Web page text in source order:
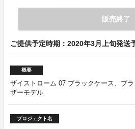
販売終了
ご提供予定時期：2020年3月上旬発送
概要
ザイストローム 07 ブラックケース、ブ
ザーモデル
プロジェクト名